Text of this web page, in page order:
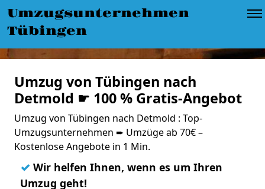
Umzugsunternehmen
Tübingen
Umzug von Tübingen nach
Detmold ☛ 100 % Gratis-Angebot
Umzug von Tübingen nach Detmold : Top-
Umzugsunternehmen ➨ Umzüge ab 70€ –
Kostenlose Angebote in 1 Min.
✓ Wir helfen Ihnen, wenn es um Ihren
Umzug geht!